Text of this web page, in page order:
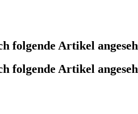
folgende Artikel
folgende Artikel